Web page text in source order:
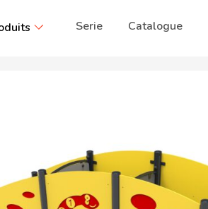
Serie Catalogue